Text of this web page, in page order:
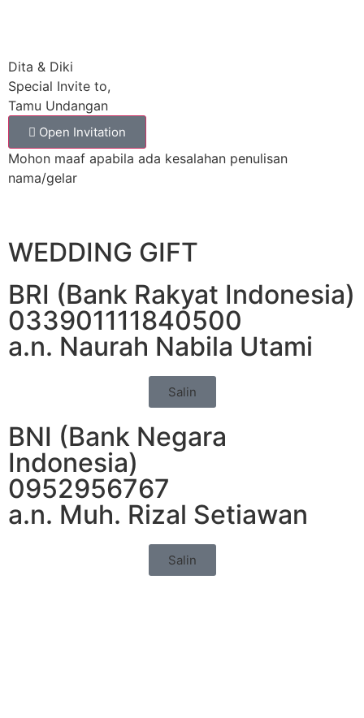
Dita & Diki
Special Invite to,
Tamu Undangan
Open Invitation
Mohon maaf apabila ada kesalahan penulisan
nama/gelar
WEDDING GIFT
BRI (Bank Rakyat Indonesia)
033901111840500
a.n. Naurah Nabila Utami
Salin
BNI (Bank Negara
Indonesia)
0952956767
a.n. Muh. Rizal Setiawan
Salin